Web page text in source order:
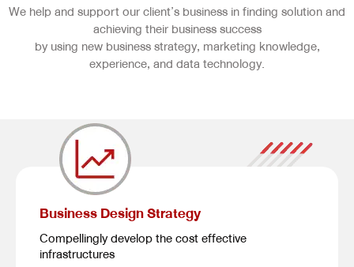
We help and support our client’s business in finding solution and
achieving their business success
by using new business strategy, marketing knowledge,
experience, and data technology.
Business Design Strategy
Compellingly develop the cost effective
infrastructures